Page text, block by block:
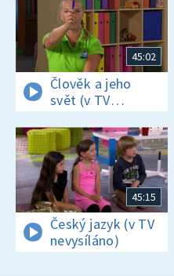
45:02
Člověk a jeho
svět (v TV
nevysíláno)
45:15
Český jazyk (v TV
nevysíláno)